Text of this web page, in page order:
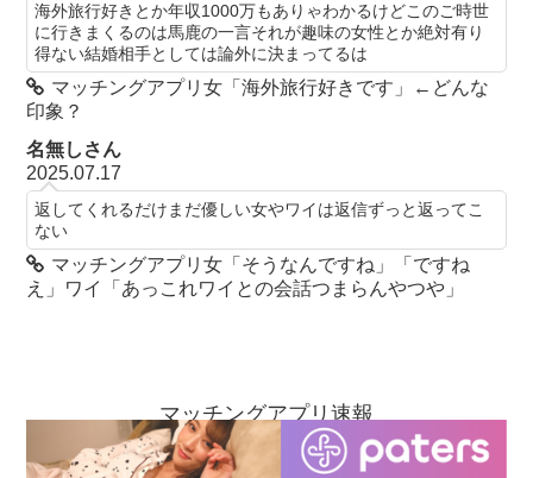
海外旅行好きとか年収1000万もありゃわかるけどこのご時世
に行きまくるのは馬鹿の一言それが趣味の女性とか絶対有り
得ない結婚相手としては論外に決まってるは
マッチングアプリ女「海外旅行好きです」←どんな
印象？
名無しさん
2025.07.17
返してくれるだけまだ優しい女やワイは返信ずっと返ってこ
ない
マッチングアプリ女「そうなんですね」「ですね
え」ワイ「あっこれワイとの会話つまらんやつや」
マッチングアプリ速報
お問い合わせ 当ブログについて